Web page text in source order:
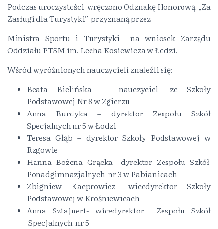
Podczas uroczystości wręczono Odznakę Honorową „Za
Zasługi dla Turystyki” przyznaną przez
Ministra Sportu i Turystyki na wniosek Zarządu
Oddziału PTSM im. Lecha Kosiewicza w Łodzi.
Wśród wyróżnionych nauczycieli znaleźli się:
Beata Bielińska nauczyciel- ze Szkoły
Podstawowej Nr 8 w Zgierzu
Anna Burdyka – dyrektor Zespołu Szkół
Specjalnych nr 5 w Łodzi
Teresa Głąb – dyrektor Szkoły Podstawowej w
Rzgowie
Hanna Bożena Grącka- dyrektor Zespołu Szkół
Ponadgimnazjalnych nr 3 w Pabianicach
Zbigniew Kacprowicz- wicedyrektor Szkoły
Podstawowej w Krośniewicach
Anna Sztajnert- wicedyrektor Zespołu Szkół
Specjalnych nr 5